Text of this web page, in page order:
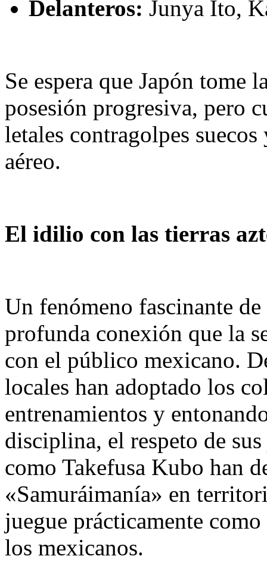
Delanteros: Junya Ito,
Se espera que Japón tome
posesión progresiva, pero
letales contragolpes
aéreo.
El idilio con las tierras
Un fenómeno fascinante
profunda conexión que la
con el público mexicano.
locales han adoptado los
entrenamientos y
disciplina, el respeto de
como Takefusa Kubo han
«Samuráimanía» en
juegue prácticamente
los mexicanos.